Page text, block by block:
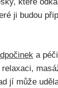
ji budou
a
jí může